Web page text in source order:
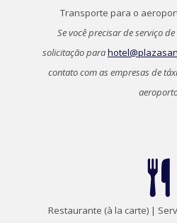
Transporte para o
Se você precisar de serviço
solicitação para
contato com as empresas de
Restaurante (à la carte) |